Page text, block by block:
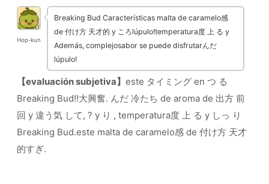
Hop-kun
Breaking Bud Características malta de caramelo感
de 付け方 天才的 y ころlúpulo!temperatura度 上 る y
Además, complejosabor se puede disfrutarんだ
lúpulo!
【evaluación subjetiva】 este タイミング en つ る
Breaking Bud!!大興奮. んだ 冷たち de aroma de 出方 前
回 y 違う気 して, ? y り , temperatura度 上 る y しっ り
Breaking Bud.este malta de caramelo感 de 付け方 天才
的すぎ.